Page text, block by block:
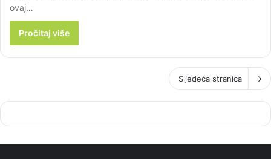
ovaj…
Pročitaj više
Sljedeća stranica